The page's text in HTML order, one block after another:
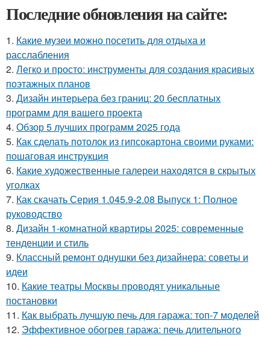
Последние обновления на сайте:
1. Какие музеи можно посетить для отдыха и
расслабления
2. Легко и просто: инструменты для создания красивых
поэтажных планов
3. Дизайн интерьера без границ: 20 бесплатных
программ для вашего проекта
4. Обзор 5 лучших программ 2025 года
5. Как сделать потолок из гипсокартона своими руками:
пошаговая инструкция
6. Какие художественные галереи находятся в скрытых
уголках
7. Как скачать Серия 1.045.9-2.08 Выпуск 1: Полное
руководство
8. Дизайн 1-комнатной квартиры 2025: современные
тенденции и стиль
9. Классный ремонт однушки без дизайнера: советы и
идеи
10. Какие театры Москвы проводят уникальные
постановки
11. Как выбрать лучшую печь для гаража: топ-7 моделей
12. Эффективное обогрев гаража: печь длительного